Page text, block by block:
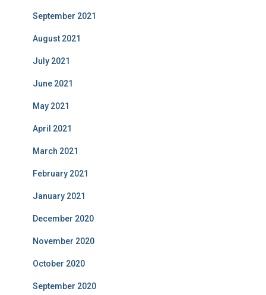
September 2021
August 2021
July 2021
June 2021
May 2021
April 2021
March 2021
February 2021
January 2021
December 2020
November 2020
October 2020
September 2020